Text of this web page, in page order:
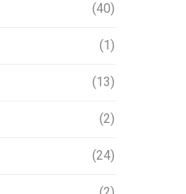
(40)
(1)
(13)
(2)
(24)